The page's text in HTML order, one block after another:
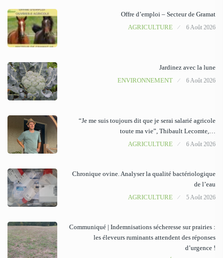
Offre d’emploi – Secteur de Gramat
AGRICULTURE
6 Août 2026
Jardinez avec la lune
ENVIRONNEMENT
6 Août 2026
“Je me suis toujours dit que je serai salarié agricole
toute ma vie”, Thibault Lecomte,…
AGRICULTURE
6 Août 2026
Chronique ovine. Analyser la qualité bactériologique
de l’eau
AGRICULTURE
5 Août 2026
Communiqué | Indemnisations sécheresse sur prairies :
les éleveurs ruminants attendent des réponses
d’urgence !